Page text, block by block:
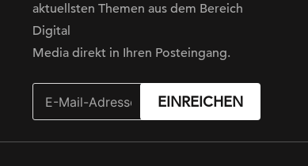
aktuellsten Themen aus dem Bereich
Digital
Media direkt in Ihren Posteingang.
EINREICHEN